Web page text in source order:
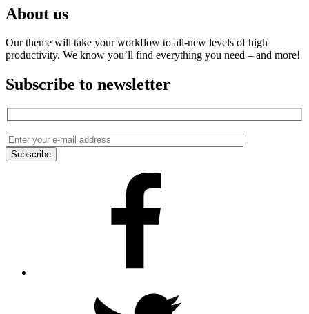
About us
Our theme will take your workflow to all-new levels of high
productivity. We know you’ll find everything you need – and more!
Subscribe to newsletter